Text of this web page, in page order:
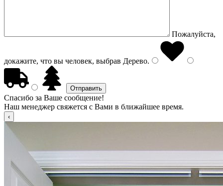
Пожалуйста,
докажите, что вы человек, выбрав Дерево.
Спасибо за Ваше сообщение!
Наш менеджер свяжется с Вами в ближайшее время.